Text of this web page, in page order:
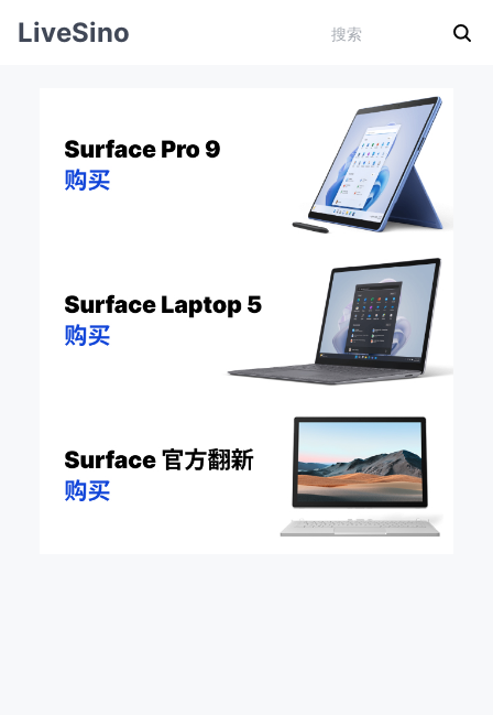
LiveSino